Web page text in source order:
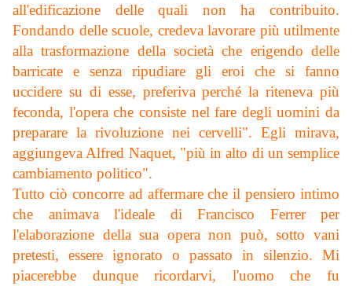
all'edificazione delle quali non ha contribuito.
Fondando delle scuole, credeva lavorare più utilmente
alla trasformazione della società che erigendo delle
barricate e senza ripudiare gli eroi che si fanno
uccidere su di esse, preferiva perché la riteneva più
feconda, l'opera che consiste nel fare degli uomini da
preparare la rivoluzione nei cervelli". Egli mirava,
aggiungeva Alfred Naquet, "più in alto di un semplice
cambiamento politico".
Tutto ciò concorre ad affermare che il pensiero intimo
che animava l'ideale di Francisco Ferrer per
l'elaborazione della sua opera non può, sotto vani
pretesti, essere ignorato o passato in silenzio. Mi
piacerebbe dunque ricordarvi, l'uomo che fu